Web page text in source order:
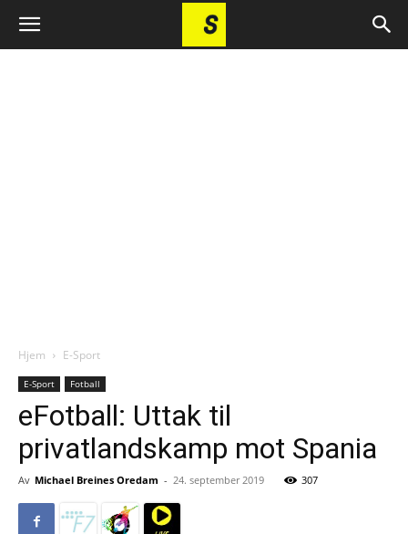
Hjem E-Sport
E-Sport Fotball
eFotball: Uttak til
privatlandskamp mot Spania
Av Michael Breines Oredam - 24. september 2019 307